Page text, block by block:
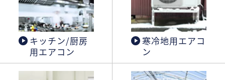
キッチン/厨房
用エアコン
寒冷地用エアコ
ン